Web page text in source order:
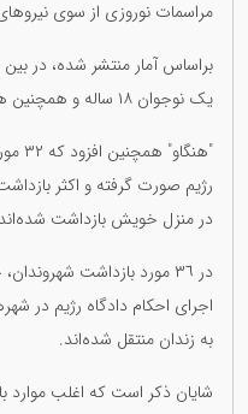
مراسمات نوروزی از سوی
براساس آمار منتشر شده، در
یک نوجوان ١٨ ساله و همچنین هشت معلم به چشم می‌خورد.
در منزل خویش بازداشت
در ٣٦ مورد بازداشت
اجرای احکام دادگاه رژیم در
به زندان منتقل شده‌اند.
شایان ذکر است که اغلب موارد